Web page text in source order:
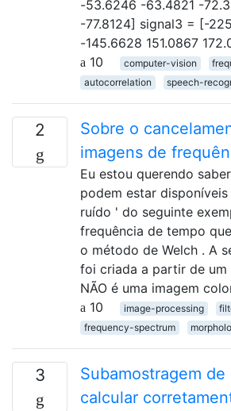
-53.6246 -63.4821 -
-77.8124] signal3 = [-
-145.6628 151.0867
10
computer-vision
autocorrelation
speech-
2
Sobre o
imagens de
Eu estou querendo
podem estar
ruído ' do seguinte
frequência de tempo
o método de Welch . A
foi criada a partir de
NÃO é uma imagem
10
image-processing
frequency-spectrum
3
Subamostragem
calcular